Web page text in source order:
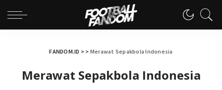
FANDOM.ID > > Merawat Sepakbola Indonesia
Merawat Sepakbola Indonesia